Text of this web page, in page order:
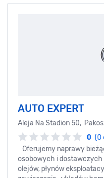
AUTO EXPERT
Aleja Na Stadion 50,
0 (0
Oferujemy naprawy
osobowych i
olejów, płynów